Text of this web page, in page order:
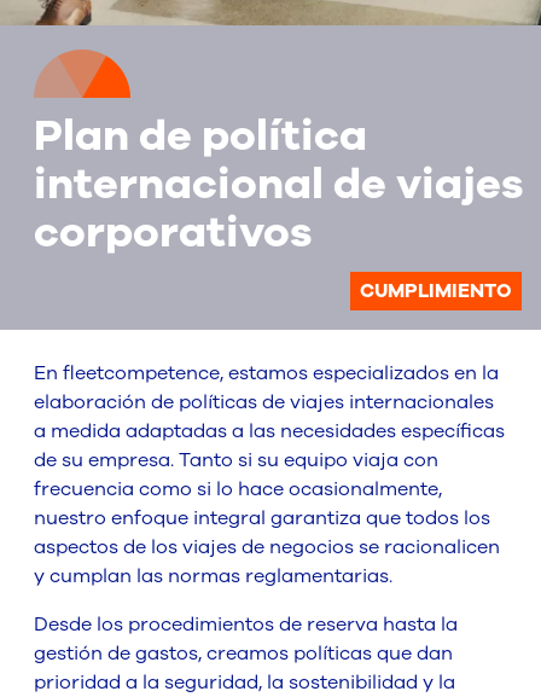
Plan de política
internacional de viajes
corporativos
CUMPLIMIENTO
En fleetcompetence, estamos especializados en la
elaboración de políticas de viajes internacionales
a medida adaptadas a las necesidades específicas
de su empresa. Tanto si su equipo viaja con
frecuencia como si lo hace ocasionalmente,
nuestro enfoque integral garantiza que todos los
aspectos de los viajes de negocios se racionalicen
y cumplan las normas reglamentarias.
Desde los procedimientos de reserva hasta la
gestión de gastos, creamos políticas que dan
prioridad a la seguridad, la sostenibilidad y la